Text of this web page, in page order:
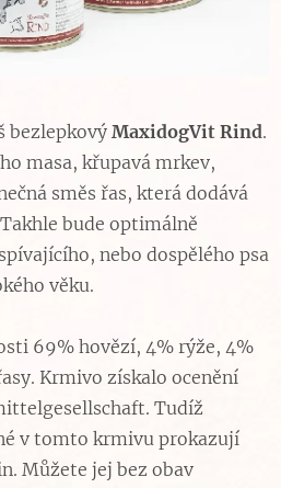
bezlepkový MaxidogVit Rind.
masa, křupavá mrkev,
směs řas, která dodává
Takhle bude optimálně
nebo dospělého psa
věku.
69% hovězí, 4% rýže, 4%
Krmivo získalo ocenění
Tudíž
v tomto krmivu prokazují
Můžete jej bez obav